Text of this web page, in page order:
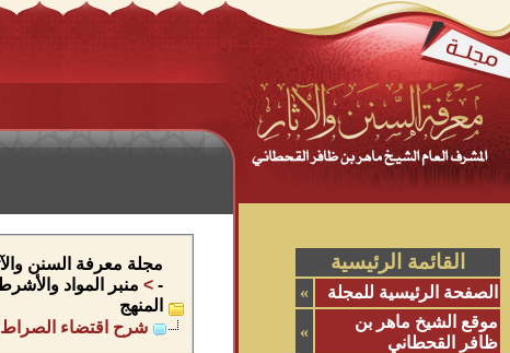
القائمة الرئيسية
الصفحة الرئيسية للمجلة
»
موقع الشيخ ماهر بن
ظافر القحطاني
»
مجلة معرفة السنن
-
> منبر المواد
المنهج
شرح اقتضاء الصراط